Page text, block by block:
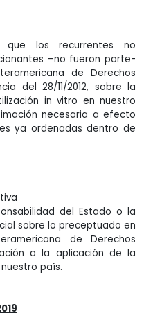
los recurrentes no
–no fueron parte-
de Derechos
del 28/11/2012, sobre la
in vitro en nuestro
necesaria a efecto
ya ordenadas dentro de
del Estado o la
sobre lo preceptuado en
de Derechos
a la aplicación de la
país.